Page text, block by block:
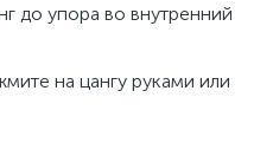
до упора во внутренний
на цангу руками или